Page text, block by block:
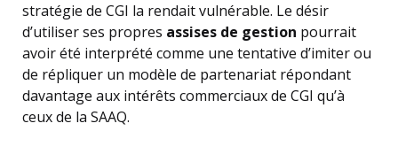
stratégie de CGI la rendait vulnérable. Le désir
d’utiliser ses propres assises de gestion pourrait
avoir été interprété comme une tentative d’imiter ou
de répliquer un modèle de partenariat répondant
davantage aux intérêts commerciaux de CGI qu’à
ceux de la SAAQ.